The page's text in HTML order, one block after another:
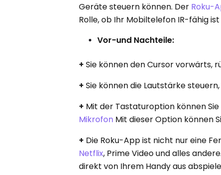
Geräte steuern können. Der Roku-
Rolle, ob Ihr Mobiltelefon IR-fähig
Vor-und Nachteile:
+Sie können den Cursor vorwärts,
+Sie können die Lautstärke
+ Mit der Tastaturoption können
Mikrofon Mit dieser Option können
+ Die Roku-App ist nicht nur eine
Netflix, Prime Video und alles
direkt von Ihrem Handy aus